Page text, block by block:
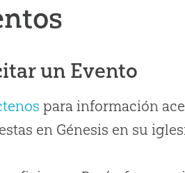
un Evento
para información
en Génesis en su